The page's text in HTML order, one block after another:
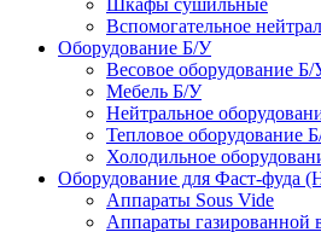
Шкафы сушильные
Вспомогательное
Оборудование Б/У
Весовое оборудование Б/
Мебель Б/У
Нейтральное
Тепловое оборудование
Холодильное
Оборудование для Фаст-фуда
Аппараты Sous Vide
Аппараты газированной